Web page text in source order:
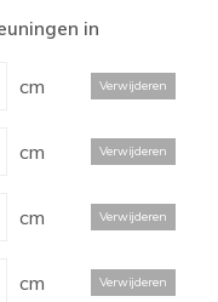
in
cm Verwijderen
cm Verwijderen
cm Verwijderen
cm Verwijderen